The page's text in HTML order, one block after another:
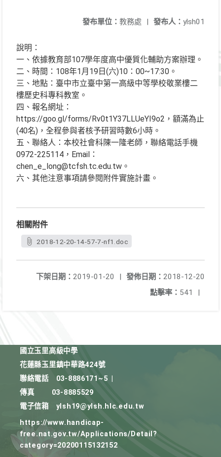
發布人： ylsh01
發布單位： 教務處 |
說明：
一、依據教育部107學年度高中優質化輔助方案辦理。
二、時間：108年1月19日(六)10：00~17:30。
三、地點：臺中市立臺中第一高級中等學校敬業樓二
樓歷史科專科教室。
四、報名網址：
https://goo.gl/forms/Rv0t1Y37LLUeYI9o2，額滿為止
(40名)，全程參與者核予研習時數6小時。
五、聯絡人：本校社會科陳一隆老師，聯絡電話手機
0972-225114，Email：
chen_e_long@tcfsh.tc.edu.tw。
六、其他注意事項請參閱附件實施計畫。
相關附件
2018-12-20-14-57-7-nf1.doc
發佈日期： 2018-12-20
下架日期： 2019-01-20
|
點擊率： 541 |
國立玉里高級中學
花蓮縣玉里鎮中華路424號
聯絡電話
03-8886171~5
傳真
03-8885529
電子信箱
ylsh19@ylsh.hlc.edu.tw
https://www.handicap-
free.nat.gov.tw/Applications/Detail?
category=20200115132152